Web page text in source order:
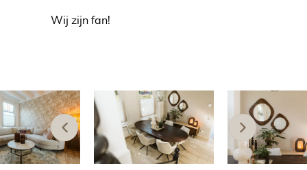
Wij zijn fan!